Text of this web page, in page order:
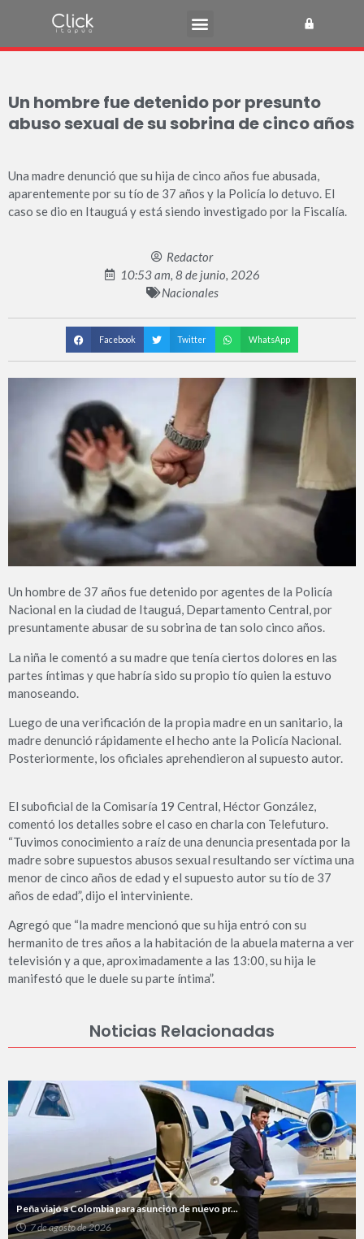
Un hombre fue detenido por presunto
abuso sexual de su sobrina de cinco años
Una madre denunció que su hija de cinco años fue abusada,
aparentemente por su tío de 37 años y la Policía lo detuvo. El
caso se dio en Itauguá y está siendo investigado por la Fiscalía.
Redactor
10:53 am, 8 de junio, 2026
Nacionales
Facebook Twitter WhatsApp
Un hombre de 37 años fue detenido por agentes de la Policía
Nacional en la ciudad de Itauguá, Departamento Central, por
presuntamente abusar de su sobrina de tan solo cinco años.
La niña le comentó a su madre que tenía ciertos dolores en las
partes íntimas y que habría sido su propio tío quien la estuvo
manoseando.
Luego de una verificación de la propia madre en un sanitario, la
madre denunció rápidamente el hecho ante la Policía Nacional.
Posteriormente, los oficiales aprehendieron al supuesto autor.
El suboficial de la Comisaría 19 Central, Héctor González,
comentó los detalles sobre el caso en charla con Telefuturo.
“Tuvimos conocimiento a raíz de una denuncia presentada por la
madre sobre supuestos abusos sexual resultando ser víctima una
menor de cinco años de edad y el supuesto autor su tío de 37
años de edad”, dijo el interviniente.
Agregó que “la madre mencionó que su hija entró con su
hermanito de tres años a la habitación de la abuela materna a ver
televisión y a que, aproximadamente a las 13:00, su hija le
manifestó que le duele su parte íntima”.
Noticias Relacionadas
Peña viajó a Colombia para asunción de nuevo pr...
7 de agosto de 2026